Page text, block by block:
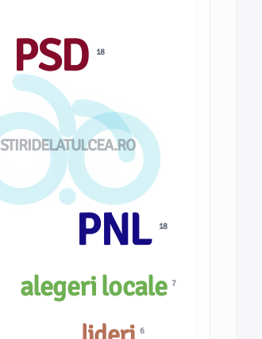
STIRIDELATULCEA.RO
PSD 18
PNL 18
alegeri locale7
6